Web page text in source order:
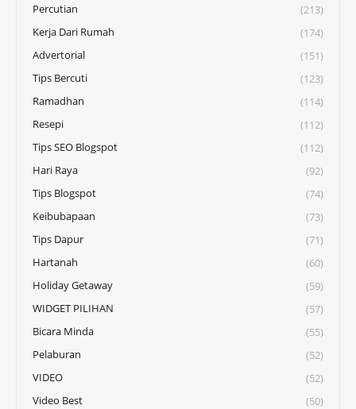
Percutian
(213)
Kerja Dari Rumah
(174)
Advertorial
(151)
Tips Bercuti
(123)
Ramadhan
(114)
Resepi
(112)
Tips SEO Blogspot
(112)
Hari Raya
(92)
Tips Blogspot
(74)
Keibubapaan
(73)
Tips Dapur
(71)
Hartanah
(60)
Holiday Getaway
(59)
WIDGET PILIHAN
(57)
Bicara Minda
(55)
Pelaburan
(52)
VIDEO
(52)
Video Best
(50)